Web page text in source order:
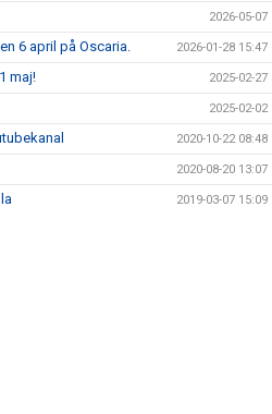
2026-05-07
6 april på Oscaria. 2026-01-28 15:47
maj! 2025-02-27
2025-02-02
2020-10-22 08:48
2020-08-20 13:07
2019-03-07 15:09